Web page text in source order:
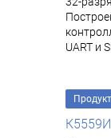
UART и